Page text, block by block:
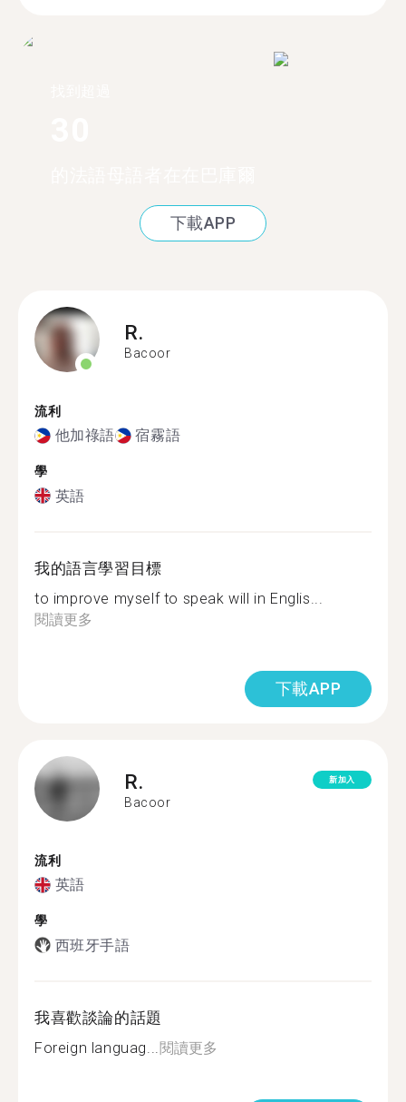
下載APP
R.
Bacoor
流利
他加祿語 宿霧語
學
英語
我的語言學習目標
to improve myself to speak will in Englis...
閱讀更多
下載APP
R.
Bacoor
新加入
流利
英語
學
西班牙手語
我喜歡談論的話題
Foreign languag... 閱讀更多